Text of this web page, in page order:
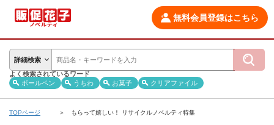
無料会員登録はこちら
詳細検索
よく検索されているワード
ボールペン
うちわ お菓子 クリアファイル
TOPページ もらって嬉しい！ リサイクルノベルティ特集